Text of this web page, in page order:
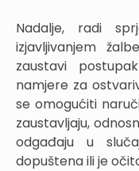
Nadalje, radi
izjavljivanjem
zaustavi
namjere za
se omogućiti
zaustavljaju,
odgađaju u
dopuštena ili je